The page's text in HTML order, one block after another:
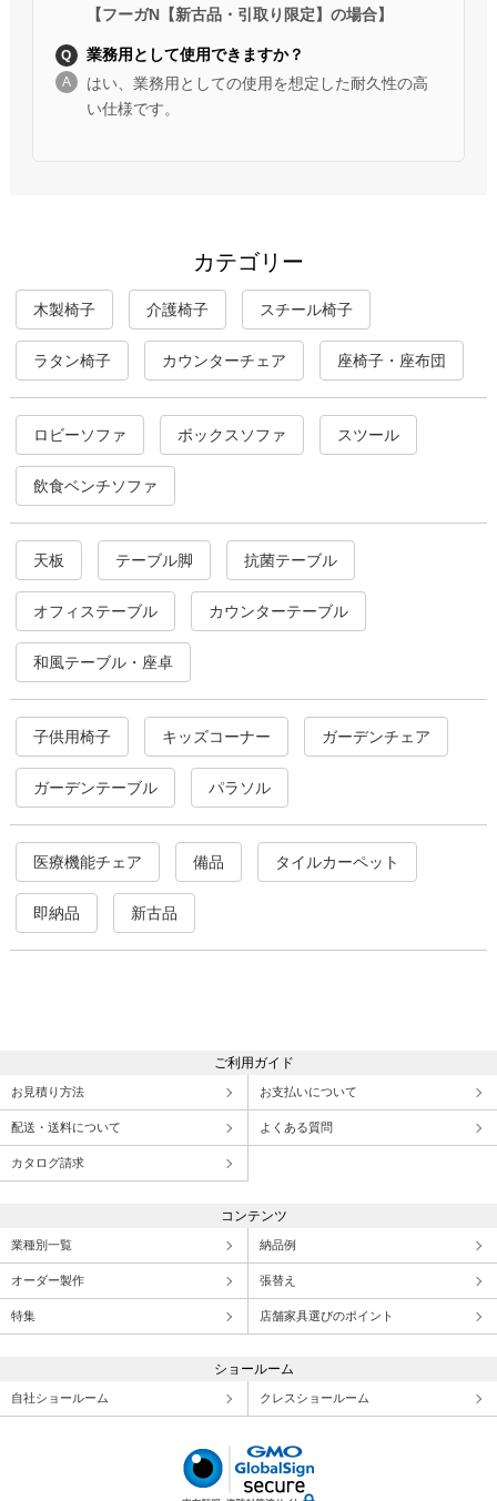
【フーガN【新古品・引取り限定】の場合】
業務用として使用できますか？
はい、業務用としての使用を想定した耐久性の高
い仕様です。
カテゴリー
木製椅子 介護椅子 スチール椅子
ラタン椅子 カウンターチェア 座椅子・座布団
ロビーソファ ボックスソファ スツール
飲食ベンチソファ
天板 テーブル脚 抗菌テーブル
オフィステーブル カウンターテーブル
和風テーブル・座卓
子供用椅子 キッズコーナー ガーデンチェア
ガーデンテーブル パラソル
医療機能チェア 備品 タイルカーペット
即納品 新古品
ご利用ガイド
お見積り方法 お支払いについて
配送・送料について よくある質問
カタログ請求
コンテンツ
業種別一覧 納品例
オーダー製作 張替え
特集 店舗家具選びのポイント
ショールーム
自社ショールーム クレスショールーム